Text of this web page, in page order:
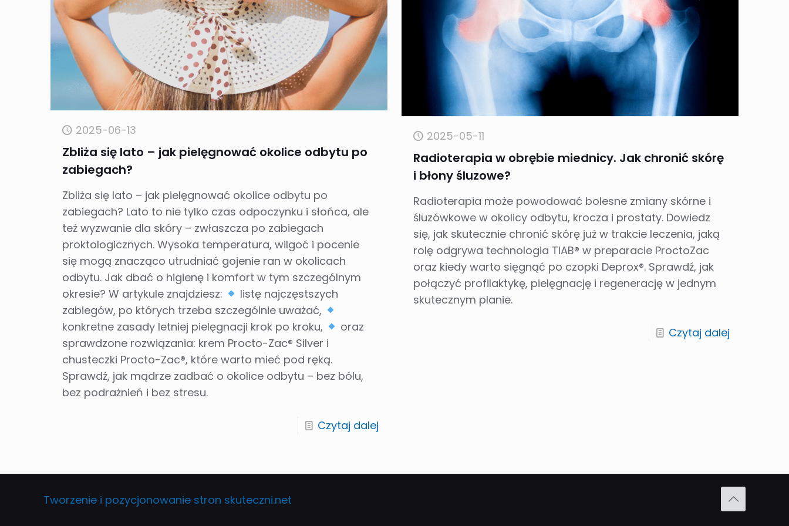
2025-06-13
Zbliża się lato – jak pielęgnować okolice odbytu po
zabiegach?
Zbliża się lato – jak pielęgnować okolice odbytu po
zabiegach? Lato to nie tylko czas odpoczynku i słońca, ale
też wyzwanie dla skóry – zwłaszcza po zabiegach
proktologicznych. Wysoka temperatura, wilgoć i pocenie
się mogą znacząco utrudniać gojenie ran w okolicach
odbytu. Jak dbać o higienę i komfort w tym szczególnym
okresie? W artykule znajdziesz:
listę najczęstszych
zabiegów, po których trzeba szczególnie uważać,
konkretne zasady letniej pielęgnacji krok po kroku,
oraz
sprawdzone rozwiązania: krem Procto-Zac® Silver i
chusteczki Procto-Zac®, które warto mieć pod ręką.
Sprawdź, jak mądrze zadbać o okolice odbytu – bez bólu,
bez podrażnień i bez stresu.
Czytaj dalej
2025-05-11
Radioterapia w obrębie miednicy. Jak chronić skórę
i błony śluzowe?
Radioterapia może powodować bolesne zmiany skórne i
śluzówkowe w okolicy odbytu, krocza i prostaty. Dowiedz
się, jak skutecznie chronić skórę już w trakcie leczenia, jaką
rolę odgrywa technologia TIAB® w preparacie ProctoZac
oraz kiedy warto sięgnąć po czopki Deprox®. Sprawdź, jak
połączyć profilaktykę, pielęgnację i regenerację w jednym
skutecznym planie.
Czytaj dalej
Tworzenie i pozycjonowanie stron skuteczni.net